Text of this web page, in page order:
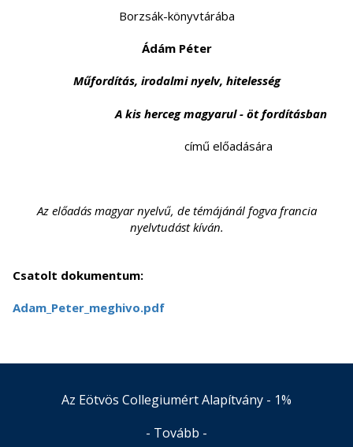
Borzsák-könyvtárába
Ádám Péter
Műfordítás, irodalmi nyelv, hitelesség
A kis herceg magyarul - öt fordításban
című előadására
Az előadás magyar nyelvű, de témájánál fogva francia
nyelvtudást kíván.
Csatolt dokumentum:
Adam_Peter_meghivo.pdf
Az Eötvös Collegiumért Alapítvány - 1%
- Tovább -